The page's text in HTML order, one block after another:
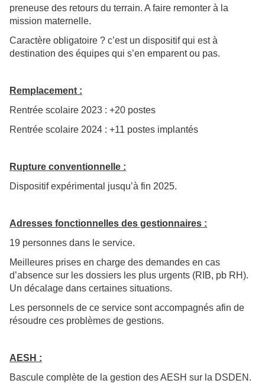
preneuse des retours du terrain. A faire remonter à la
mission maternelle.
Caractère obligatoire ? c’est un dispositif qui est à
destination des équipes qui s’en emparent ou pas.
Remplacement :
Rentrée scolaire 2023 : +20 postes
Rentrée scolaire 2024 : +11 postes implantés
Rupture conventionnelle :
Dispositif expérimental jusqu’à fin 2025.
Adresses fonctionnelles des gestionnaires :
19 personnes dans le service.
Meilleures prises en charge des demandes en cas
d’absence sur les dossiers les plus urgents (RIB, pb RH).
Un décalage dans certaines situations.
Les personnels de ce service sont accompagnés afin de
résoudre ces problèmes de gestions.
AESH :
Bascule complète de la gestion des AESH sur la DSDEN.